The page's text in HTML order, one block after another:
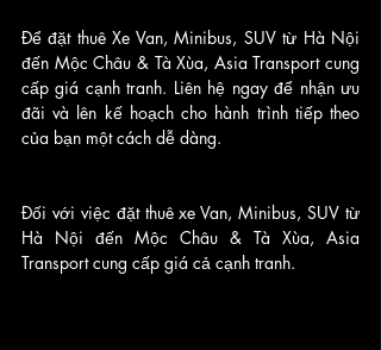
Để đặt thuê Xe Van, Minibus, SUV từ Hà Nội
đến Mộc Châu & Tà Xùa, Asia Transport cung
cấp giá cạnh tranh. Liên hệ ngay để nhận ưu
đãi và lên kế hoạch cho hành trình tiếp theo
của bạn một cách dễ dàng.
Đối với việc đặt thuê xe Van, Minibus, SUV từ
Hà Nội đến Mộc Châu & Tà Xùa, Asia
Transport cung cấp giá cả cạnh tranh.